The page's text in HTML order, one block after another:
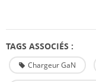
TAGS ASSOCIÉS :
Chargeur GaN